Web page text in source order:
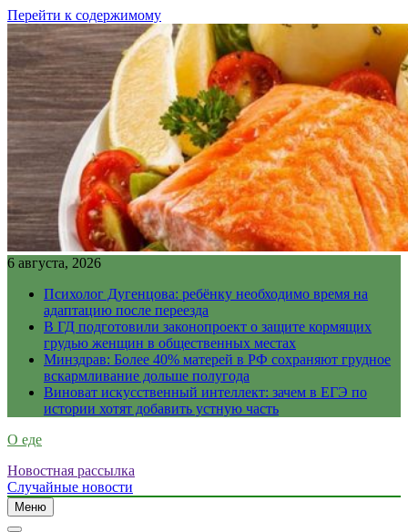
Перейти к содержимому
6 августа, 2026
Психолог Дугенцова: ребёнку необходимо время на
адаптацию после переезда
В ГД подготовили законопроект о защите кормящих
грудью женщин в общественных местах
Минздрав: Более 40% матерей в РФ сохраняют грудное
вскармливание дольше полугода
Виноват искусственный интеллект: зачем в ЕГЭ по
истории хотят добавить устную часть
О еде
Новостная рассылка
Случайные новости
Меню